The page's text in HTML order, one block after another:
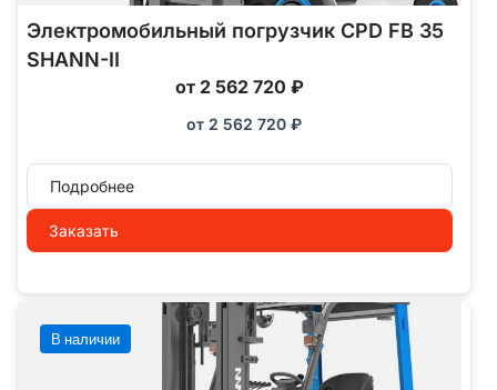
Электромобильный погрузчик CPD FB 35
SHANN-II
от 2 562 720 ₽
от 2 562 720 ₽
Подробнее
Заказать
В наличии